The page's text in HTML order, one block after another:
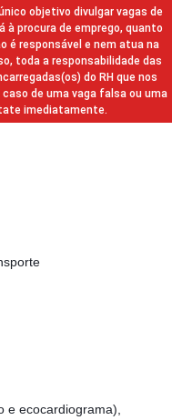
objetivo divulgar vagas de
procura de emprego, quanto
é responsável e nem atua na
toda a responsabilidade das
do RH que nos
de uma vaga falsa ou uma
imediatamente.
e ecocardiograma),